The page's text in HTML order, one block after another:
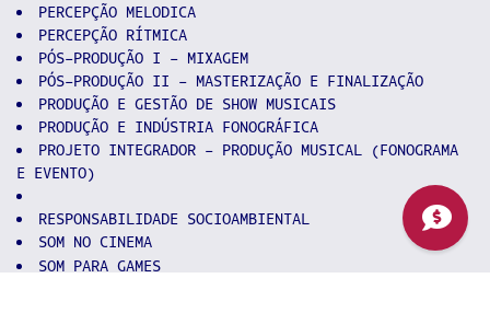
PERCEPÇÃO MELODICA
PERCEPÇÃO RÍTMICA
PÓS-PRODUÇÃO I - MIXAGEM
PÓS-PRODUÇÃO II - MASTERIZAÇÃO E FINALIZAÇÃO
PRODUÇÃO E GESTÃO DE SHOW MUSICAIS
PRODUÇÃO E INDÚSTRIA FONOGRÁFICA
PROJETO INTEGRADOR - PRODUÇÃO MUSICAL (FONOGRAMA
E EVENTO)
RESPONSABILIDADE SOCIOAMBIENTAL
SOM NO CINEMA
SOM PARA GAMES